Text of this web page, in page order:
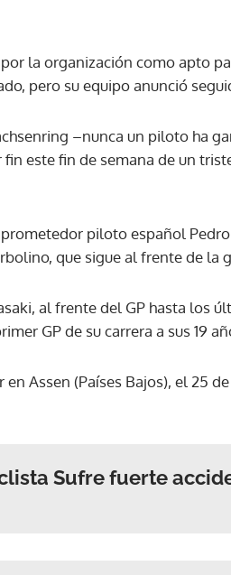
la organización como apto
pero su equipo anunció
–nunca un piloto ha
este fin de semana de un
piloto español
que sigue al frente de la
al frente del GP hasta los
GP de su carrera a sus 19
Assen (Países Bajos), el 25
Sufre fuerte